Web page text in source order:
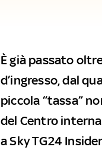
È già passato
d’ingresso, dal
piccola “tassa”
del Centro
a Sky TG24